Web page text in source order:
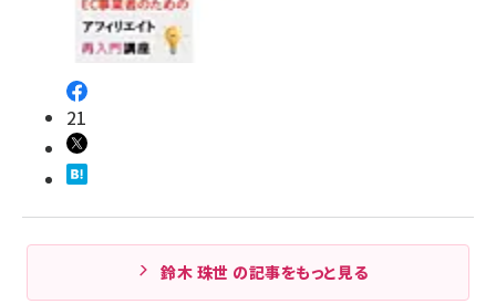
21
鈴木 珠世 の記事をもっと見る